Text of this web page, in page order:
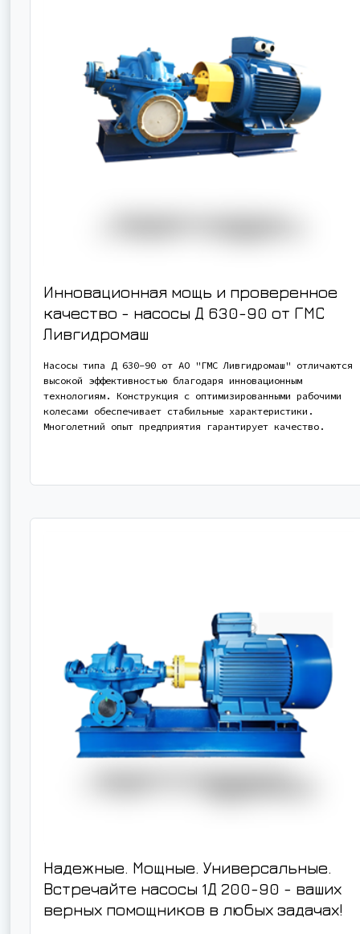
Инновационная мощь и проверенное
качество - насосы Д 630-90 от ГМС
Ливгидромаш
Насосы типа Д 630-90 от АО "ГМС Ливгидромаш" отличаются
высокой эффективностью благодаря инновационным
технологиям. Конструкция с оптимизированными рабочими
колесами обеспечивает стабильные характеристики.
Многолетний опыт предприятия гарантирует качество.
Надежные. Мощные. Универсальные.
Встречайте насосы 1Д 200-90 - ваших
верных помощников в любых задачах!